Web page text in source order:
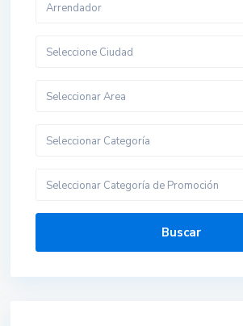
Arrendador
Seleccione Ciudad
Seleccionar Area
Seleccionar Categoría
Seleccionar Categoría de Promoción
Buscar